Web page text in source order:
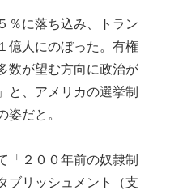
％に落ち込み、トラン
億人にのぼった。有権
数が望む方向に政治が
と、アメリカの選挙制
だと。
「２００年前の奴隷制
ブリッシュメント（支